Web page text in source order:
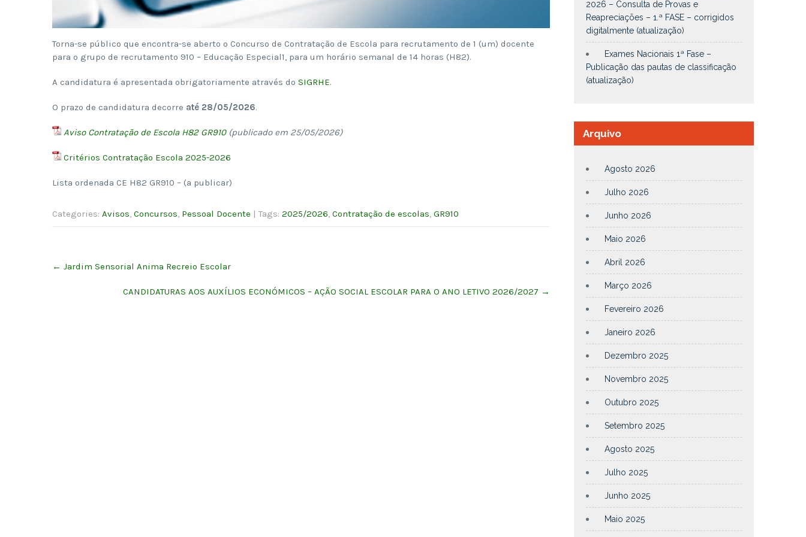
Torna-se público que encontra-se aberto o Concurso de Contratação de Escola para recrutamento de 1 (um) docente
para o grupo de recrutamento 910 – Educação Especial1, para um horário semanal de 14 horas (H82).
A candidatura é apresentada obrigatoriamente através do SIGRHE.
O prazo de candidatura decorre até 28/05/2026.
Aviso Contratação de Escola H82 GR910(publicado em 25/05/2026)
Critérios Contratação Escola 2025-2026
Lista ordenada CE H82 GR910 – (a publicar)
Categories: Avisos, Concursos, Pessoal Docente | Tags: 2025/2026, Contratação de escolas, GR910
navigation
← Jardim Sensorial Anima Recreio Escolar
CANDIDATURAS AOS AUXÍLIOS ECONÓMICOS – AÇÃO SOCIAL ESCOLAR PARA O ANO LETIVO 2026/2027 →
2026 – Consulta de Provas e
Reapreciações – 1.ª FASE – corrigidos
digitalmente (atualização)
Exames Nacionais 1ª Fase –
Publicação das pautas de classificação
(atualização)
Arquivo
Agosto 2026
Julho 2026
Junho 2026
Maio 2026
Abril 2026
Março 2026
Fevereiro 2026
Janeiro 2026
Dezembro 2025
Novembro 2025
Outubro 2025
Setembro 2025
Agosto 2025
Julho 2025
Junho 2025
Maio 2025